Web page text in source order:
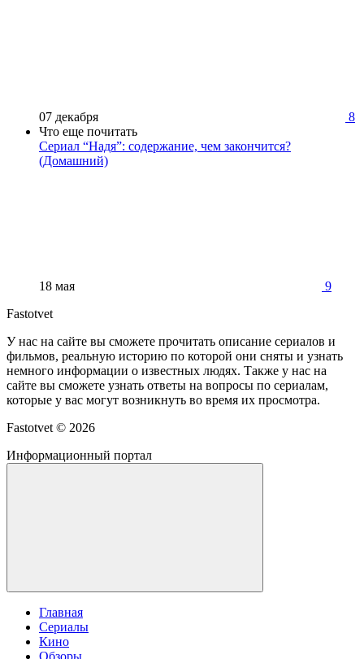
07 декабря
8
Что еще почитать
Сериал “Надя”: содержание, чем закончится?
(Домашний)
18 мая
9
Fastotvet
У нас на сайте вы сможете прочитать описание сериалов и
фильмов, реальную историю по которой они сняты и узнать
немного информации о известных людях. Также у нас на
сайте вы сможете узнать ответы на вопросы по сериалам,
которые у вас могут возникнуть во время их просмотра.
Fastotvet © 2026
Информационный портал
Главная
Сериалы
Кино